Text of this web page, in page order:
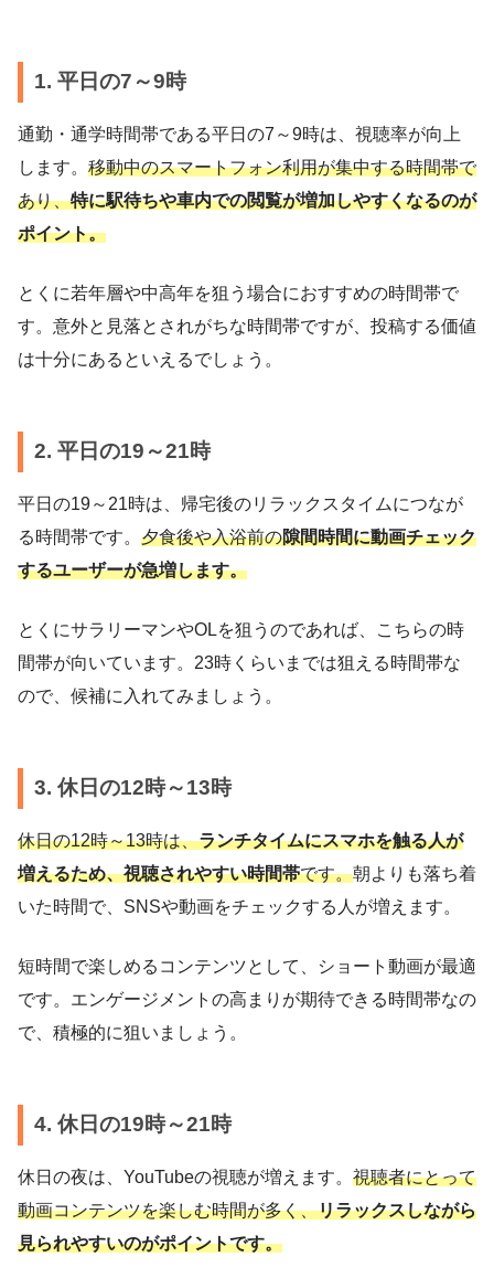
1. 平日の7～9時
通勤・通学時間帯である平日の7～9時は、視聴率が向上
します。 移動中のスマートフォン利用が集中する時間帯で
あり、特に駅待ちや車内での閲覧が増加しやすくなるのが
ポイント。
とくに若年層や中高年を狙う場合におすすめの時間帯で
す。意外と見落とされがちな時間帯ですが、投稿する価値
は十分にあるといえるでしょう。
2. 平日の19～21時
平日の19～21時は、帰宅後のリラックスタイムにつなが
る時間帯です。 夕食後や入浴前の隙間時間に動画チェック
するユーザーが急増します。
とくにサラリーマンやOLを狙うのであれば、こちらの時
間帯が向いています。23時くらいまでは狙える時間帯な
ので、候補に入れてみましょう。
3. 休日の12時～13時
休日の12時～13時は、ランチタイムにスマホを触る人が
増えるため、視聴されやすい時間帯です。朝よりも落ち着
いた時間で、SNSや動画をチェックする人が増えます。
短時間で楽しめるコンテンツとして、ショート動画が最適
です。エンゲージメントの高まりが期待できる時間帯なの
で、積極的に狙いましょう。
4. 休日の19時～21時
休日の夜は、YouTubeの視聴が増えます。 視聴者にとって
動画コンテンツを楽しむ時間が多く、リラックスしながら
見られやすいのがポイントです。